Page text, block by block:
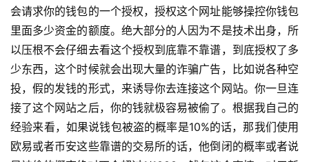
会请求你的钱包的一个授权，授权这个网址能够操控你钱包
里面多少资金的额度。绝大部分的人因为不是技术出身，所
以压根不会仔细去看这个授权到底靠不靠谱，到底授权了多
少东西，这个时候就会出现大量的诈骗广告，比如说各种空
投，假的发钱的形式，来诱导你去连接这个网站。你一旦连
接了这个网站之后，你的钱就极容易被偷了。根据我自己的
经验来看，如果说钱包被盗的概率是10%的话，那我们使用
欧易或者币安这些靠谱的交易所的话，他倒闭的概率或者说